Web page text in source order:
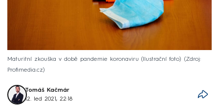
Maturitní zkouška v době pandemie koronaviru (Ilustrační foto)
Zdroj:
Profimedia.cz
Tomáš Kačmár
12. led 2021, 22:18